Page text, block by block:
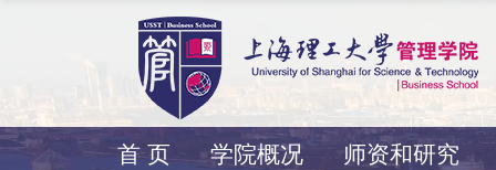
首 页 学院概况 师资和研究